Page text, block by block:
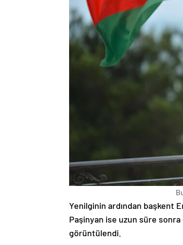
Yenilginin ardından başkent
Paşinyan ise uzun süre
görüntülendi.